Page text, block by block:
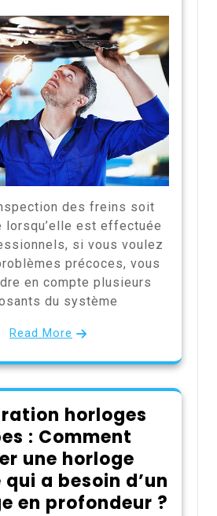
des freins soit
est effectuée
si vous voulez
précoces, vous
en compte plusieurs
du système
Read More
horloges
: Comment
une horloge
a besoin d’un
en profondeur ?